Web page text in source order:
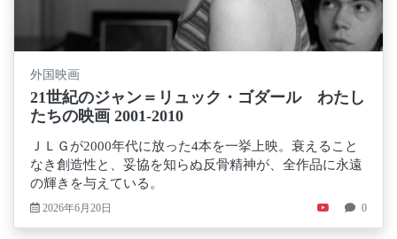
外国映画
21世紀のジャン＝リュック・ゴダール わたし
たちの映画 2001-2010
ＪＬＧが2000年代に放った4本を一挙上映。衰えること
なき創造性と、妥協を知らぬ反骨精神が、全作品に永遠
の輝きを与えている。
2026年6月20日 0